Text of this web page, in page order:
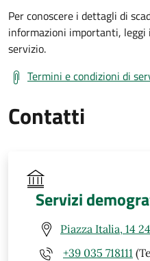
Per conoscere i dettagli di
informazioni importanti,
servizio.
Termini e condizioni di
Contatti
Servizi
Piazza Italia, 14
+39 035 718111